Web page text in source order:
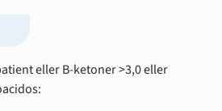
eller B-ketoner >3,0 eller